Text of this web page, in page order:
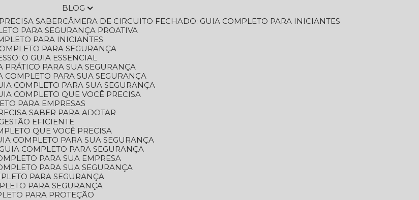
BLOG
SABER
CÂMERA DE CIRCUITO FECHADO: GUIA COMPLETO PARA INICIANTES
PARA SEGURANÇA PROATIVA
PARA INICIANTES
PARA SEGURANÇA
O GUIA ESSENCIAL
PRÁTICO PARA SUA SEGURANÇA
COMPLETO PARA SUA SEGURANÇA
COMPLETO PARA SUA SEGURANÇA
COMPLETO QUE VOCÊ PRECISA
PARA EMPRESAS
SABER PARA ADOTAR
EFICIENTE
QUE VOCÊ PRECISA
COMPLETO PARA SUA SEGURANÇA
COMPLETO PARA SEGURANÇA
PARA SUA EMPRESA
PARA SUA SEGURANÇA
PARA SEGURANÇA
PARA SEGURANÇA
PARA PROTEÇÃO